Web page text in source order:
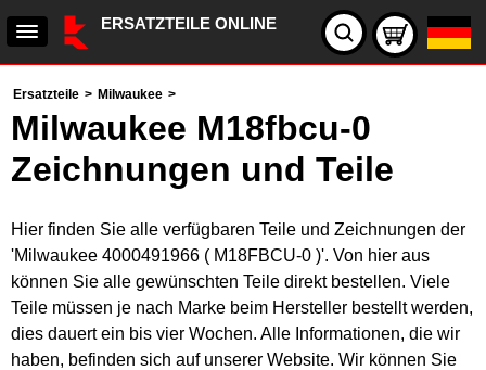
ERSATZTEILE ONLINE
Ersatzteile > Milwaukee >
Milwaukee M18fbcu-0
Zeichnungen und Teile
Hier finden Sie alle verfügbaren Teile und Zeichnungen der
'Milwaukee 4000491966 ( M18FBCU-0 )'. Von hier aus
können Sie alle gewünschten Teile direkt bestellen. Viele
Teile müssen je nach Marke beim Hersteller bestellt werden,
dies dauert ein bis vier Wochen. Alle Informationen, die wir
haben, befinden sich auf unserer Website. Wir können Sie